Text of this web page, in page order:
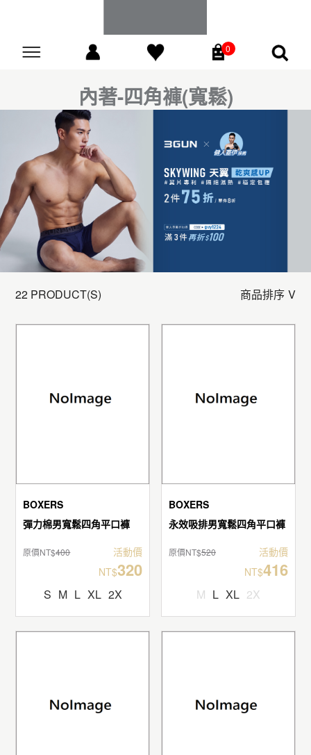
0
內著-四角褲(寬鬆)
22 PRODUCT(S) 商品排序
BOXERS
彈力棉男寬鬆四角平口褲
原價NT$400
活動價
NT$320
S M L XL 2X
BOXERS
永效吸排男寬鬆四角平口褲
原價NT$520
活動價
NT$416
M L XL 2X